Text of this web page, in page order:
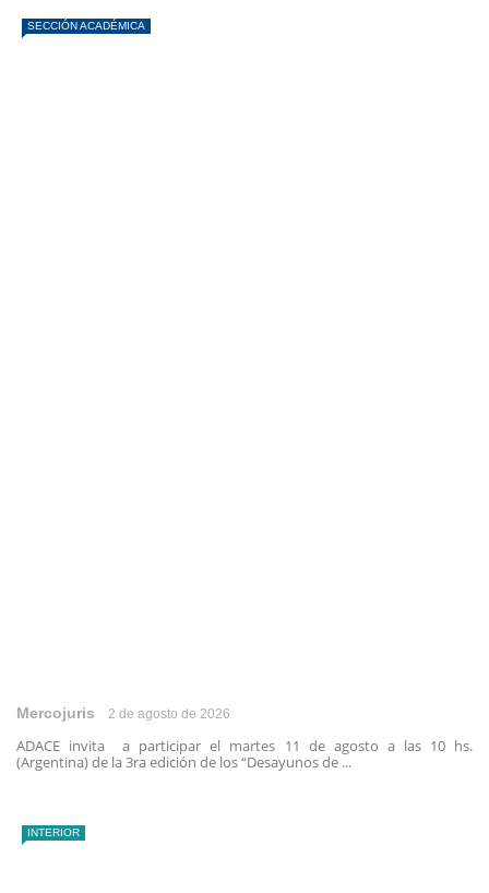
SECCIÓN ACADÉMICA
Mercojuris 2 de agosto de 2026
ADACE invita a participar el martes 11 de agosto a las 10 hs.
(Argentina) de la 3ra edición de los “Desayunos de ...
INTERIOR